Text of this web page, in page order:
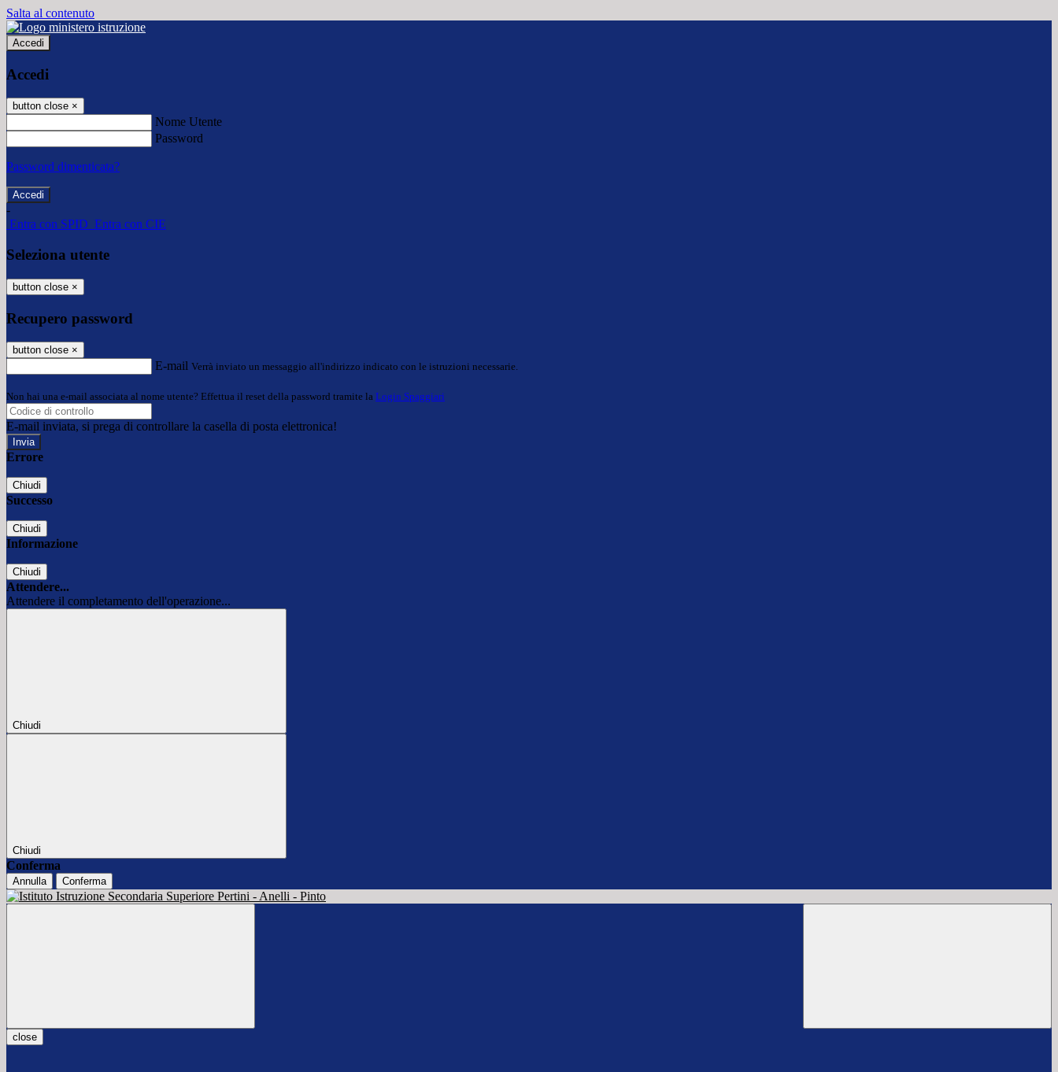
Salta al contenuto
Accedi
Accedi
button close ×
Nome Utente
Password
Password dimenticata?
-
Entra con SPID Entra con CIE
Seleziona utente
button close ×
Recupero password
button close ×
E-mail Verrà inviato un messaggio all'indirizzo indicato con le istruzioni necessarie.
Non hai una e-mail associata al nome utente? Effettua il reset della password tramite la Login Spaggiari
E-mail inviata, si prega di controllare la casella di posta elettronica!
Errore
Chiudi
Successo
Chiudi
Informazione
Chiudi
Attendere...
Attendere il completamento dell'operazione...
Chiudi
Chiudi
Conferma
Annulla Conferma
close